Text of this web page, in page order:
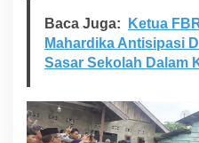
K
o
n
d
s
i
T
Baca Juga:
Ketua
Mahardika Antisipasi
Sasar Sekolah Dalam